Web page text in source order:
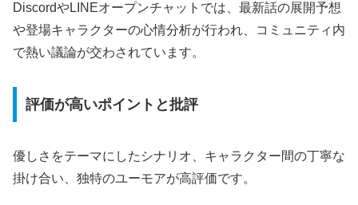
DiscordやLINEオープンチャットでは、最新話の展開予想
や登場キャラクターの心情分析が行われ、コミュニティ内
で熱い議論が交わされています。
評価が高いポイントと批評
優しさをテーマにしたシナリオ、キャラクター間の丁寧な
掛け合い、独特のユーモアが高評価です。